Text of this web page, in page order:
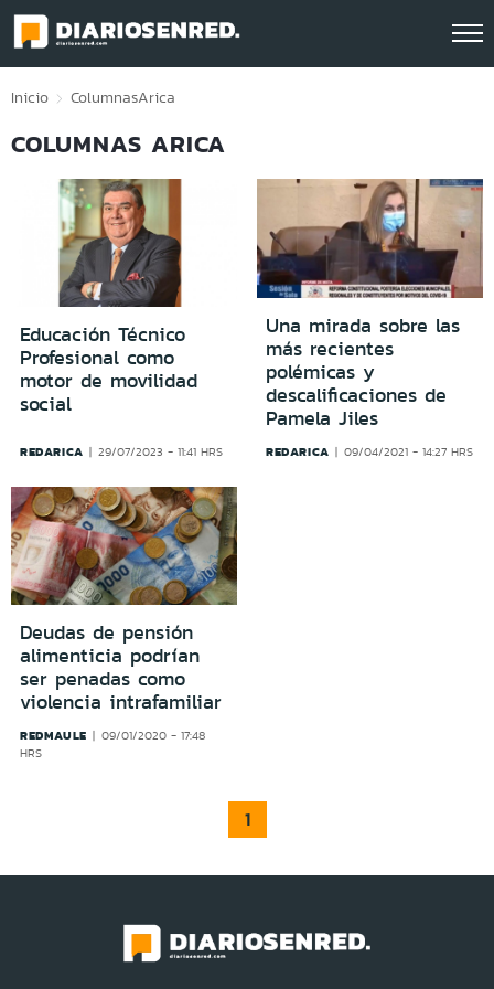
Click acá para ir directamente al contenido
Inicio ColumnasArica
COLUMNAS ARICA
Educación Técnico
Profesional como
motor de movilidad
social
REDARICA 29/07/2023 - 11:41 HRS
Una mirada sobre las
más recientes
polémicas y
descalificaciones de
Pamela Jiles
REDARICA 09/04/2021 - 14:27 HRS
Deudas de pensión
alimenticia podrían
ser penadas como
violencia intrafamiliar
REDMAULE
09/01/2020 - 17:48
HRS
1